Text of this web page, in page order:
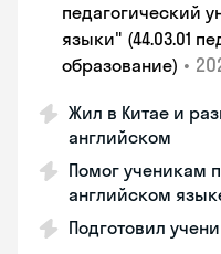
педагогический
языки" (44.03.01
образование) •
Жил в Китае и
английском
Помог ученикам
английском
Подготовил